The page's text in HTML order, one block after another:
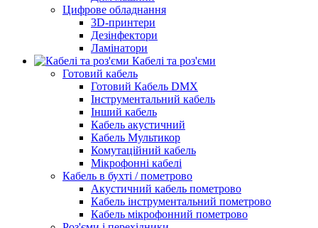
Цифрове обладнання
3D-принтери
Дезінфектори
Ламінатори
Кабелі та роз'єми
Готовий кабель
Готовий Кабель DMX
Інструментальний кабель
Інший кабель
Кабель акустичний
Кабель Мультикор
Комутаційний кабель
Мікрофонні кабелі
Кабель в бухті / пометрово
Акустичний кабель пометрово
Кабель інструментальний пометрово
Кабель мікрофонний пометрово